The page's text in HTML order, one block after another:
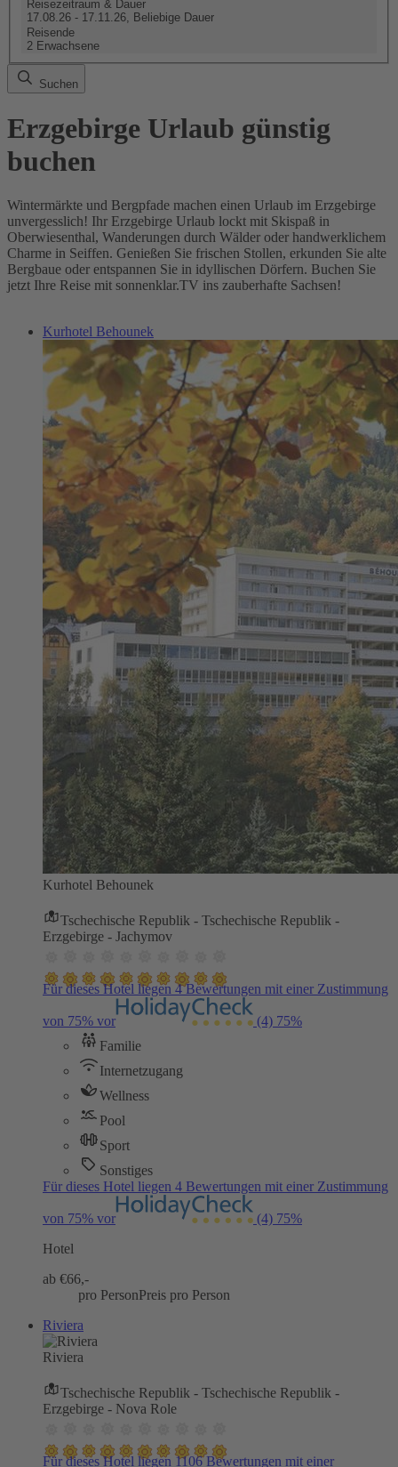
Reisezeitraum & Dauer
17.08.26 - 17.11.26, Beliebige Dauer
Reisende
2 Erwachsene
Suchen
Erzgebirge Urlaub günstig
buchen
Wintermärkte und Bergpfade machen einen Urlaub im Erzgebirge
unvergesslich! Ihr Erzgebirge Urlaub lockt mit Skispaß in
Oberwiesenthal, Wanderungen durch Wälder oder handwerklichem
Charme in Seiffen. Genießen Sie frischen Stollen, erkunden Sie alte
Bergbaue oder entspannen Sie in idyllischen Dörfern. Buchen Sie
jetzt Ihre Reise mit sonnenklar.TV ins zauberhafte Sachsen!
Kurhotel Behounek
Kurhotel Behounek
Tschechische Republik - Tschechische Republik -
Erzgebirge - Jachymov
Für dieses Hotel liegen 4 Bewertungen mit einer Zustimmung
von 75% vor (4) 75%
Familie
Internetzugang
Wellness
Pool
Sport
Sonstiges
Für dieses Hotel liegen 4 Bewertungen mit einer Zustimmung
von 75% vor (4) 75%
Hotel
ab €66,-
pro PersonPreis pro Person
Riviera
Riviera
Tschechische Republik - Tschechische Republik -
Erzgebirge - Nova Role
Für dieses Hotel liegen 1106 Bewertungen mit einer